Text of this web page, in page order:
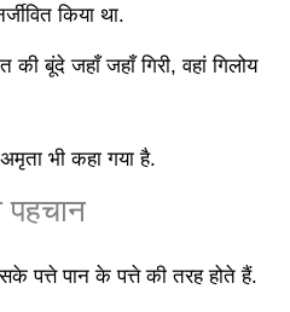
किया था.
की बूंदे जहाँ जहाँ गिरी, वहां गिलोय
भी कहा गया है.
पहचान
पत्ते पान के पत्ते की तरह होते हैं.